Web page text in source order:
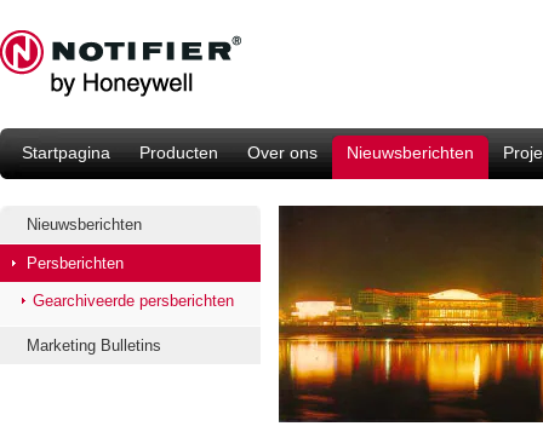
Startpagina Producten Over ons Nieuwsberichten
Nieuwsberichten
Persberichten
Gearchiveerde persberichten
Marketing Bulletins